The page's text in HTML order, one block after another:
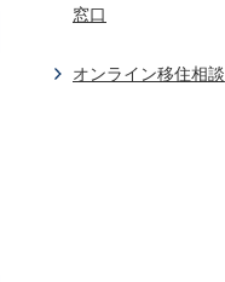
窓口
オンライン移住相談